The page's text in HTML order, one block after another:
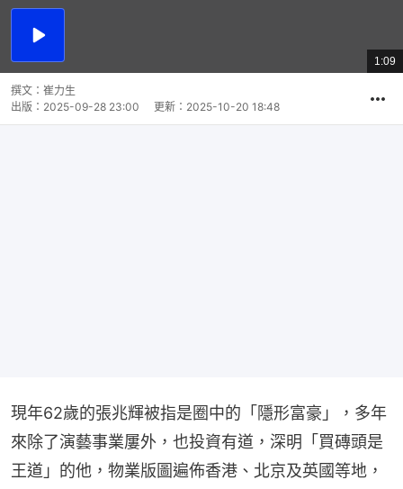
播
總
共
1:09
撰文： 崔力生
出版： 2025-09-28 23:00 更新： 2025-10-20 18:48
現年62歲的張兆輝被指是圈中的「隱形富豪」，多年
來除了演藝事業屢外，也投資有道，深明「買磚頭是
王道」的他，物業版圖遍佈香港、北京及英國等地，